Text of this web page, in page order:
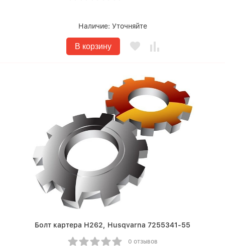
Наличие: Уточняйте
В корзину
Болт картера Н262, Husqvarna 7255341-55
0 отзывов